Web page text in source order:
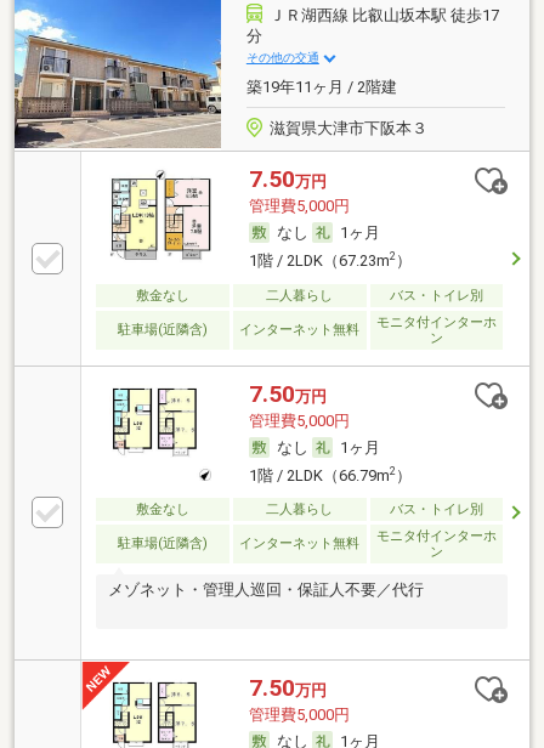
ＪＲ湖西線 比叡山坂本駅 徒歩17
分
その他の交通
築19年11ヶ月 / 2階建
滋賀県大津市下阪本３
7.50万円
管理費5,000円
なし
1ヶ月
1階 / 2LDK（67.23m2）
敷金なし 二人暮らし バス・トイレ別
駐車場(近隣含) インターネット無料
モニタ付インターホ
ン
7.50万円
管理費5,000円
なし
1ヶ月
1階 / 2LDK（66.79m2）
敷金なし 二人暮らし バス・トイレ別
駐車場(近隣含) インターネット無料
モニタ付インターホ
ン
メゾネット・管理人巡回・保証人不要／代行
7.50万円
管理費5,000円
なし
1ヶ月